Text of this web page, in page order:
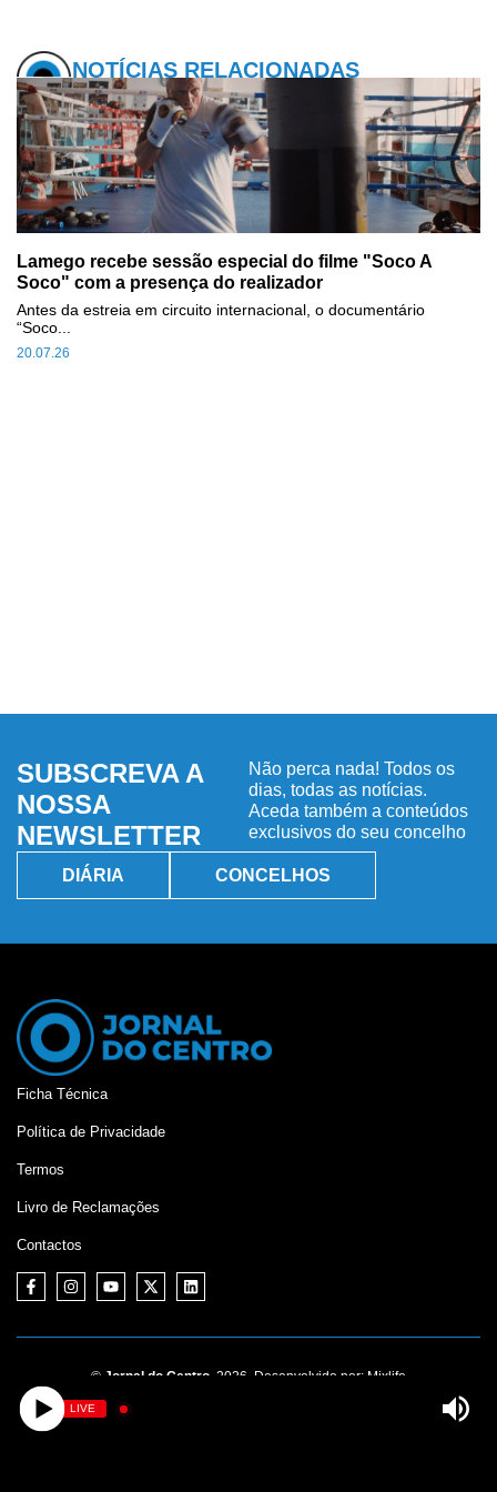
NOTÍCIAS RELACIONADAS
Lamego recebe sessão especial do filme "Soco A
Soco" com a presença do realizador
20.07.26
Antes da estreia em circuito internacional, o documentário
“Soco...
SUBSCREVA A
NOSSA
NEWSLETTER
Não perca nada! Todos os
dias, todas as notícias.
Aceda também a conteúdos
exclusivos do seu concelho
DIÁRIA CONCELHOS
Ficha Técnica
Política de Privacidade
Termos
Livro de Reclamações
Contactos
© Jornal do Centro, 2026. Desenvolvido por: Mixlife
LIVE